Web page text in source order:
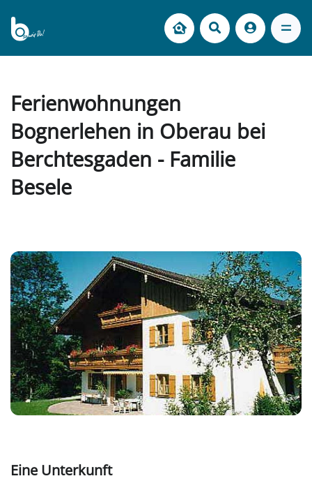
Ferienwohnungen
Bognerlehen in Oberau bei
Berchtesgaden - Familie
Besele
Eine Unterkunft